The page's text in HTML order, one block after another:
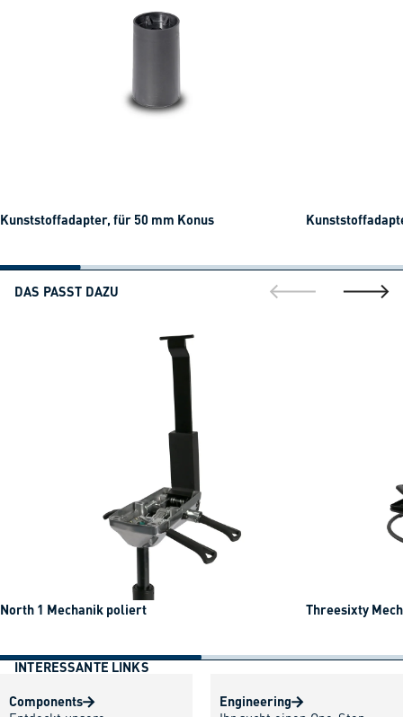
Kunststoffadapter, für 50 mm Konus
DAS PASST DAZU
gehe zur gehe
North 1 Mechanik poliert Threesixty
INTERESSANTE LINKS
Components Engineering